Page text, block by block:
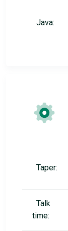
Java:
Taper:
Talk
time: